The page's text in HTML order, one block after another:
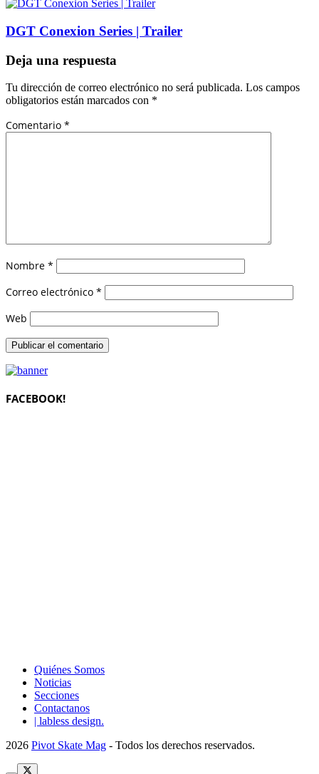
DGT Conexion Series | Trailer
Deja una respuesta
Tu dirección de correo electrónico no será publicada. Los campos
obligatorios están marcados con *
Comentario *
Nombre *
Correo electrónico *
Web
FACEBOOK!
Quiénes Somos
Noticias
Secciones
Contactanos
| labless design.
2026 Pivot Skate Mag - Todos los derechos reservados.